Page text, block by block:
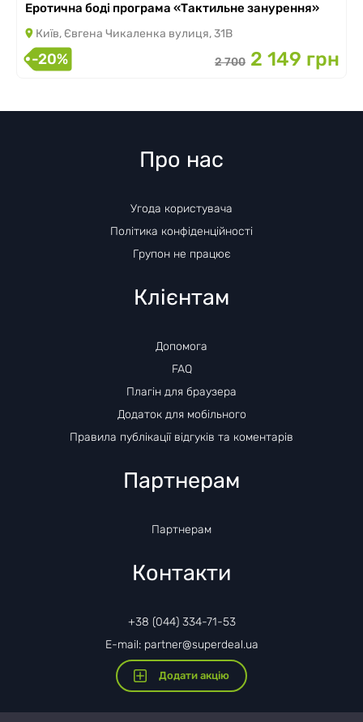
Еротична боді програма «Тактильне занурення»
Київ, Євгена Чикаленка вулиця, 31В
-20% 2 700 2 149 грн
Про нас
Угода користувача
Політика конфіденційності
Групон не працює
Клієнтам
Допомога
FAQ
Плагін для браузера
Додаток для мобільного
Правила публікації відгуків та коментарів
Партнерам
Партнерам
Контакти
+38 (044) 334-71-53
E-mail: partner@superdeal.ua
Додати акцію